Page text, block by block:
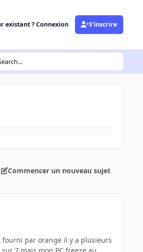
existant ? Connexion S’inscrire
Commencer un nouveau sujet
fourni par orange il y a plusieurs